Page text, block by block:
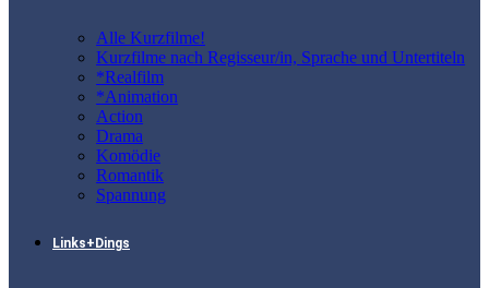
Alle Kurzfilme!
Kurzfilme nach Regisseur/in, Sprache und Untertiteln
*Realfilm
*Animation
Action
Drama
Komödie
Romantik
Spannung
Links+Dings